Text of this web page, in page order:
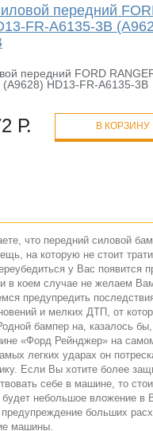
передний
FR-A6135-3B
передний FORD
(A9628) HD13-FR-A6135-3B
Р. В КОРЗИНУ
что передний силовой
на которую не стоит
у Вас появится
коем случае не желаем Вам
предупредить
и мелких ДТП, от
бампер на, казалось
«Форд Рейнджер» на
легких ударах он
Если Вы хотите более
себе в машине, то
будет небольшое вложение в
предупреждение больших
машины.